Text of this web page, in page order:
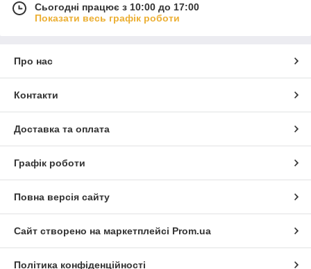
Сьогодні працює з 10:00 до 17:00
Показати весь графік роботи
Про нас
Контакти
Доставка та оплата
Графік роботи
Повна версія сайту
Сайт створено на маркетплейсі Prom.ua
Політика конфіденційності